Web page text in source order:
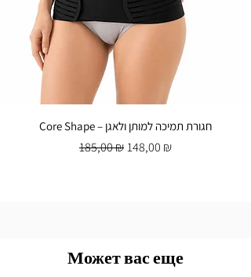
Core Shape – חגורת תמיכה למותן ולאגן
Обычная цена
185,00 ₪ Цена со скидкой
148,00 ₪
Может вас еще